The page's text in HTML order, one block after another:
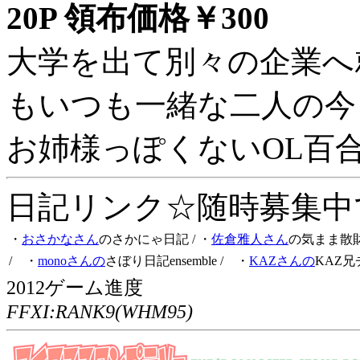
20P 領布価格￥300
大学を出て別々の企業
もいつも一緒な二人の
お姉様っぽくないOL百
日記リンク☆随時募集
・ おさかなさんのさかにゃ日記 / ・ 佐倉雅人さんの気まま散
/ ・ monoさんのさぼり日記ensemble / ・ KAZさんのKAZ兄
2012ゲーム進度
FFXI:RANK9(WHM95)